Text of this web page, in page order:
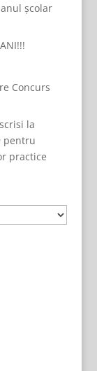
școlar
Concurs
la
pentru
practice